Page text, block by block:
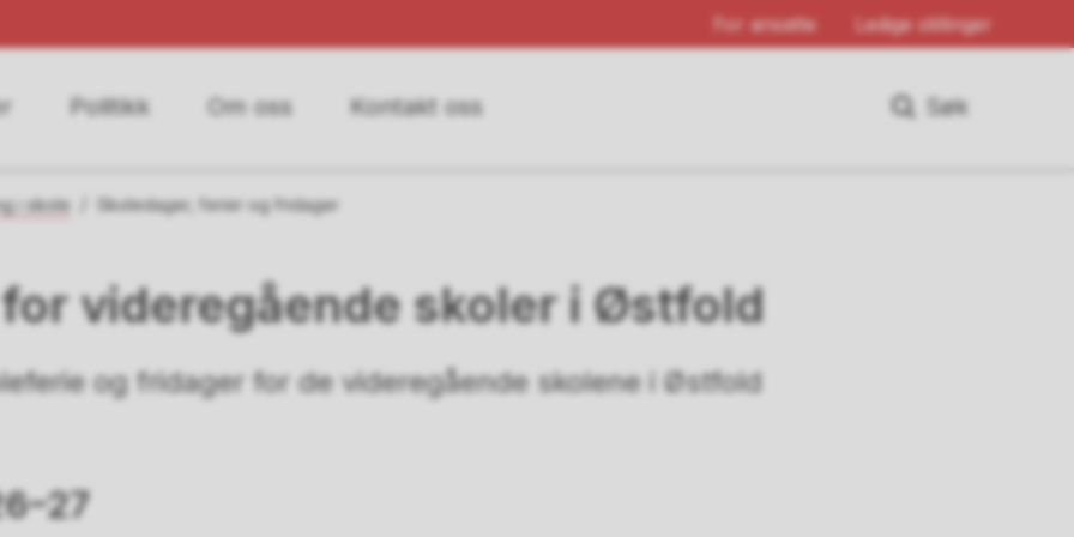
For ansatte Ledige stillinger
Politikk Om oss Kontakt oss Søk
i skole Skoledager, ferier og fridager
videregående skoler i Østfold
og fridager for de videregående skolene i Østfold